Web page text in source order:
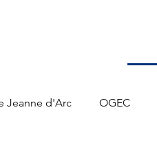
Jeanne d'Arc OGEC